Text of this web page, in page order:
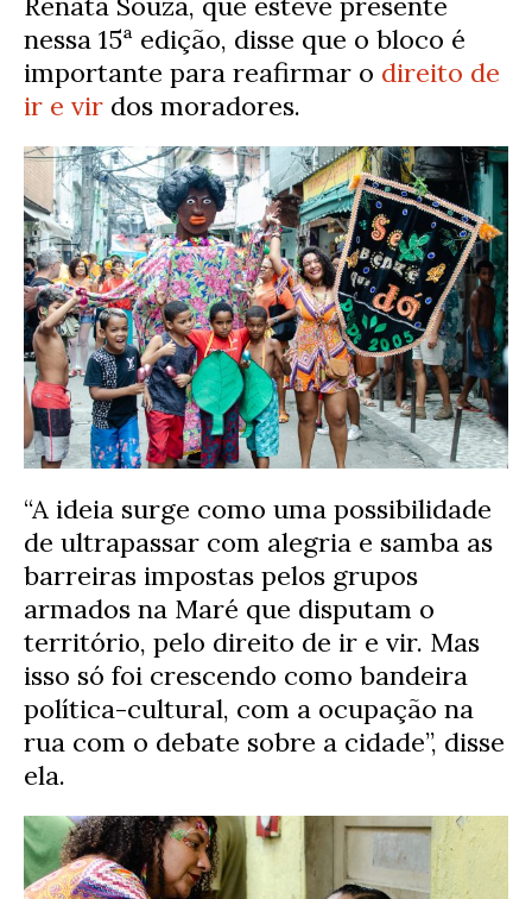
nessa 15ª edição, disse que o bloco é
importante para reafirmar o direito de
ir e vir dos moradores.
“A ideia surge como uma possibilidade
de ultrapassar com alegria e samba as
barreiras impostas pelos grupos
armados na Maré que disputam o
território, pelo direito de ir e vir. Mas
isso só foi crescendo como bandeira
política-cultural, com a ocupação na
rua com o debate sobre a cidade”, disse
ela.